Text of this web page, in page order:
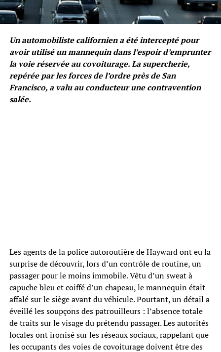
Un automobiliste californien a été intercepté pour
avoir utilisé un mannequin dans l’espoir d’emprunter
la voie réservée au covoiturage. La supercherie,
repérée par les forces de l’ordre près de San
Francisco, a valu au conducteur une contravention
salée.
Les agents de la police autoroutière de Hayward ont eu la
surprise de découvrir, lors d’un contrôle de routine, un
passager pour le moins immobile. Vêtu d’un sweat à
capuche bleu et coiffé d’un chapeau, le mannequin était
affalé sur le siège avant du véhicule. Pourtant, un détail a
éveillé les soupçons des patrouilleurs : l’absence totale
de traits sur le visage du prétendu passager. Les autorités
locales ont ironisé sur les réseaux sociaux, rappelant que
les occupants des voies de covoiturage doivent être des